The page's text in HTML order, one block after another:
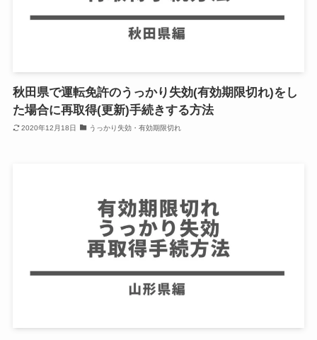
秋田県で運転免許のうっかり失効(有効期限切れ)をし
た場合に再取得(更新)手続きする方法
2020年12月18日 うっかり失効・有効期限切れ